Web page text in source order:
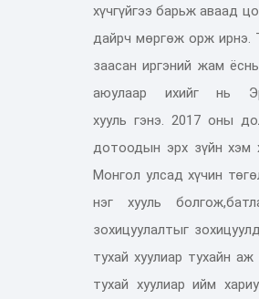
хүчгүйгээ барьж аваад
дайрч мөргөж орж ирнэ.
заасан иргэний жам
аюулаар ихийг нь Э
хууль гэнэ. 2017 оны
дотоодын эрх зүйн хэм
Монгол улсад хүчин
нэг хууль болгож,
зохицуулалтыг
тухай хуулиар тухайн аж
тухай хуулиарийм